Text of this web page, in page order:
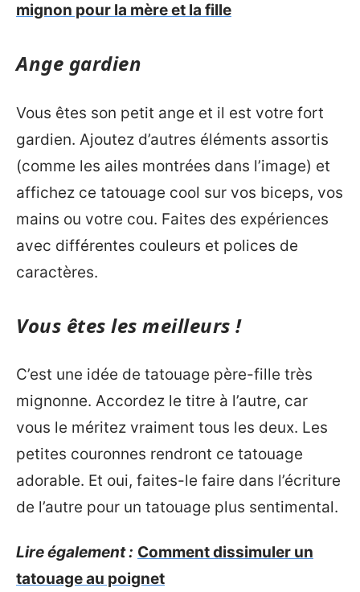
mignon pour la mère et la fille
Ange gardien
Vous êtes son petit ange et il est votre fort
gardien. Ajoutez d’autres éléments assortis
(comme les ailes montrées dans l’image) et
affichez ce tatouage cool sur vos biceps, vos
mains ou votre cou. Faites des expériences
avec différentes couleurs et polices de
caractères.
Vous êtes les meilleurs !
C’est une idée de tatouage père-fille très
mignonne. Accordez le titre à l’autre, car
vous le méritez vraiment tous les deux. Les
petites couronnes rendront ce tatouage
adorable. Et oui, faites-le faire dans l’écriture
de l’autre pour un tatouage plus sentimental.
Lire également : Comment dissimuler un
tatouage au poignet